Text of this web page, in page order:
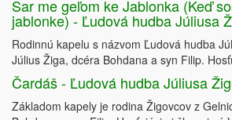
Sar me geľom ke Jablonka (Keď
jablonke) - Ľudová hudba Júliusa
Rodinnú kapelu s názvom Ľudová hudba
Július Žiga, dcéra Bohdana a syn Filip.
Čardáš - Ľudová hudba Júliusa
Základom kapely je rodina Žigovcov z